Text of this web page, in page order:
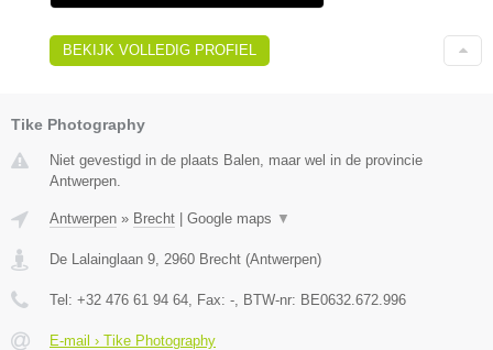
BEKIJK VOLLEDIG PROFIEL
Tike Photography
Niet gevestigd in de plaats Balen, maar wel in de provincie
Antwerpen.
Antwerpen » Brecht | Google maps ▼
De Lalainglaan 9 2960 Brecht (Antwerpen)
Tel: +32 476 61 94 64 , Fax: - , BTW-nr: BE0632.672.996
E-mail › Tike Photography